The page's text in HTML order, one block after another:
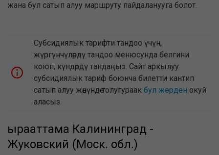
жана бул сатып алуу маршруту пайдаланууга болот.
Субсидиялык тарифти тандоо үчүн,
жүргүнчүлөрдү тандоо менюсунда белгини
коюп, күндөрдү тандаңыз. Сайт аркылуу
субсидиялык тариф боюнча билетти кантип
сатып алуу жөнүндө толугураак бул жерден окуй
аласыз.
ырааттама Калининград -
Жуковский (Моск. обл.)